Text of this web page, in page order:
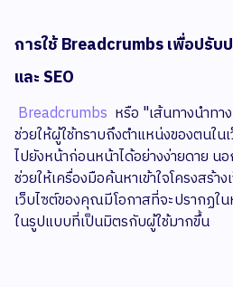
การใช้ Breadcrumbs เพื่อปรั
และ SEO
Breadcrumbs หรือ "เส้นทางนำทา
ช่วยให้ผู้ใช้ทราบถึงตำแหน่งของตนใ
ไปยังหน้าก่อนหน้าได้อย่างง่ายดาย
ช่วยให้เครื่องมือค้นหาเข้าใจโครงสร้
เว็บไซต์ของคุณมีโอกาสที่จะปรากฏใ
ในรูปแบบที่เป็นมิตรกับผู้ใช้มากขึ้น​